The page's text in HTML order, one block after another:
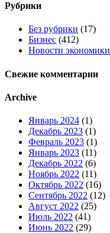
Рубрики
Без рубрики (17)
Бизнес (412)
Новости экономики
Свежие комментарии
Archive
Январь 2024 (1)
Декабрь 2023 (1)
Февраль 2023 (1)
Январь 2023 (11)
Декабрь 2022 (6)
Ноябрь 2022 (11)
Октябрь 2022 (16)
Сентябрь 2022 (12)
Август 2022 (25)
Июль 2022 (41)
Июнь 2022 (29)